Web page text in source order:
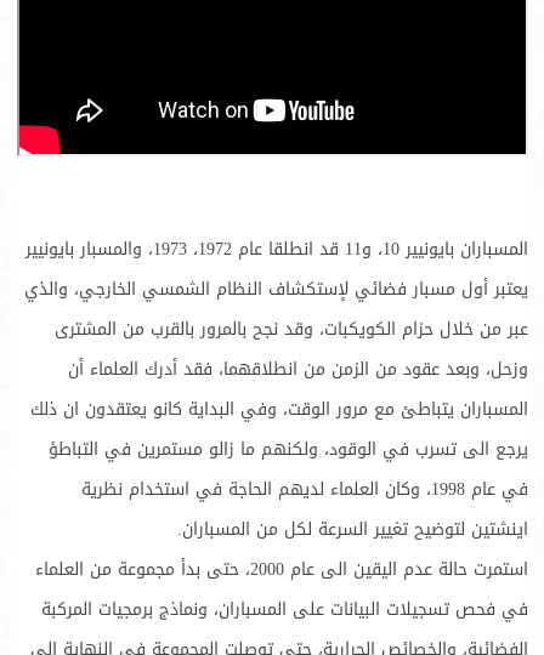
المسباران بايونيير 10، و11 قد انطلقا عام 1972، 1973، والمسبار بايونيير
يعتبر أول مسبار فضائي لإستكشاف النظام الشمسي الخارجي، والذي
عبر من خلال حزام الكويكبات، وقد نجح بالمرور بالقرب من المشترى
وزحل، وبعد عقود من الزمن من انطلاقهما، فقد أدرك العلماء أن
المسباران يتباطئ مع مرور الوقت، وفي البداية كانو يعتقدون ان ذلك
يرجع الى تسرب في الوقود، ولكنهم ما زالو مستمرين في التباطؤ
في عام 1998، وكان العلماء لديهم الحاجة في استخدام نظرية
اينشتين لتوضيح تغيير السرعة لكل من المسباران.
استمرت حالة عدم اليقين الى عام 2000، حتى بدأ مجموعة من العلماء
في فحص تسجيلات البيانات على المسباران، ونماذج برمجيات المركبة